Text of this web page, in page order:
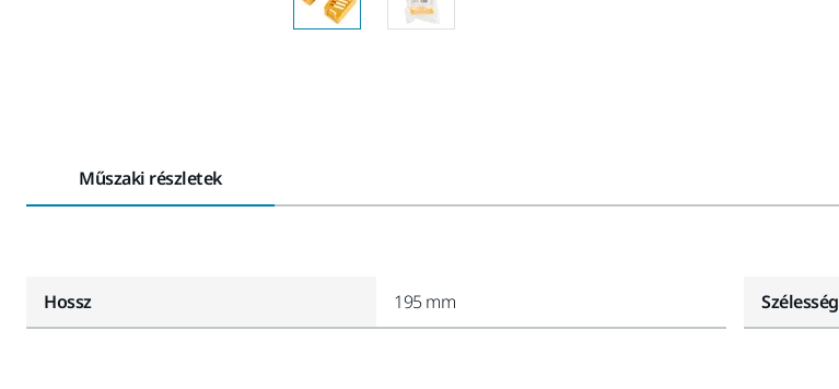
Műszaki részletek
Hossz 195 mm Szélesség